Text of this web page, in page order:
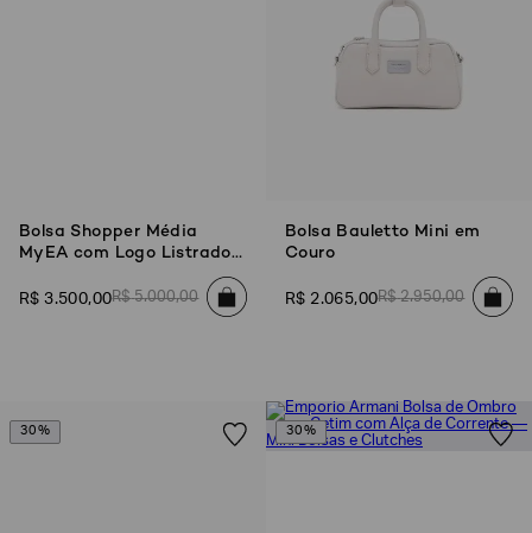
Bolsa Shopper Média
MyEA com Logo Listrado
R$ 3.500,00R$ 5.000,00
Bolsa Bauletto Mini em
Couro
R$ 2.065,00R$ 2.950,00
30% 30%